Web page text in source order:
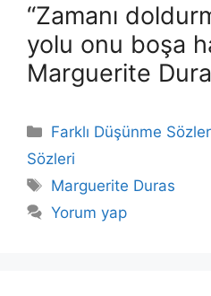
“Zamanı
yolu onu boşa
Marguerite
Kategoriler
Farklı Düşünme
Sözleri
Etiketler
Marguerite Duras
Yorum yap